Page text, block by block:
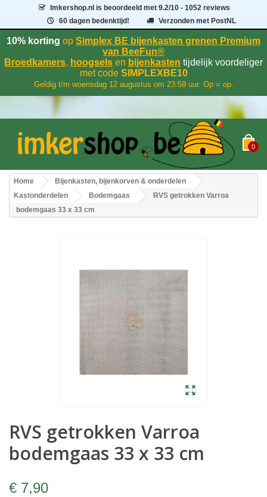
Imkershop.nl is beoordeeld met9.2/10 - 1052 reviews
60 dagen bedenktijd!
Verzonden met PostNL
10% korting op Simplex BE bijenkasten grenen Premium
van BeeFun®
Broedkamers, hoogsels en bijenkasten tijdelijk voordeliger
met codeSIMPLEXBE10
Geldig t/m woensdag 12 augustus om 23:59 uur. Op = op.
0
Home
Bijenkasten, bijenkorven & onderdelen
Kastonderdelen
Bodemgaas
RVS getrokken Varroa
bodemgaas 33 x 33 cm
RVS getrokken Varroa
bodemgaas 33 x 33 cm
€ 7,90